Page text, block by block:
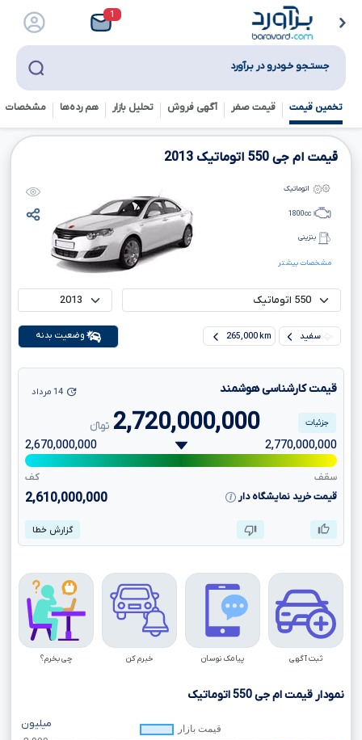
1
جستـجو خـودرو در بـرآورد
تخمین قیمت قیمت صفر آگهی فروش تحلیل بازار هم رده‌ها‌ مشخصات
قیمت ام جی 550 اتوماتیک 2013
مشخصات بیشتر
اتوماتیک
1800cc
بنزینی
سفید 265,000 km وضعیت بدنه
قیمت کارشناسی هوشمند
2,720,000,000 تومانءءء
14 مرداد
جزئیات
2,770,000,000
2,670,000,000
سقف
کف
قیمت خرید نمایشگاه دار
2,610,000,000
گزارش خطا
ثبت آگهی پیامک نوسان خبرم کن چی بخرم؟
نمودار قیمت ام جی550اتوماتیک
میلیون